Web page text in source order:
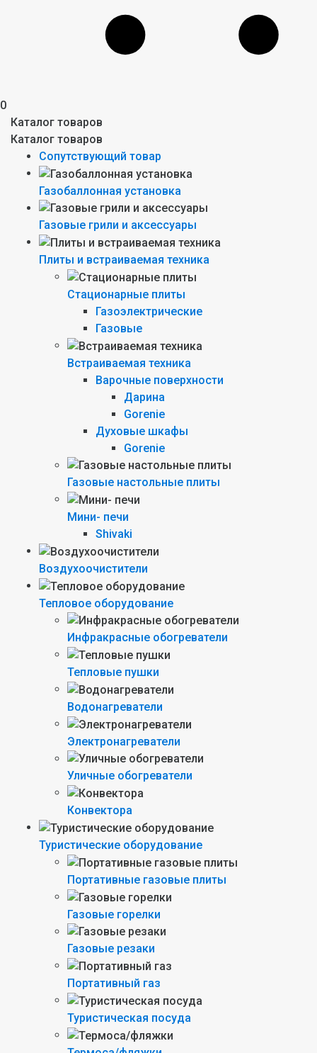
0
Каталог товаров
Каталог товаров
Сопутствующий товар
Газобаллонная установка
Газовые грили и аксессуары
Плиты и встраиваемая техника
Стационарные плиты
Газоэлектрические
Газовые
Встраиваемая техника
Варочные поверхности
Дарина
Gorenie
Духовые шкафы
Gorenie
Газовые настольные плиты
Мини- печи
Shivaki
Воздухоочистители
Тепловое оборудование
Инфракрасные обогреватели
Тепловые пушки
Водонагреватели
Электронагреватели
Уличные обогреватели
Конвектора
Туристические оборудование
Портативные газовые плиты
Газовые горелки
Газовые резаки
Портативный газ
Туристическая посуда